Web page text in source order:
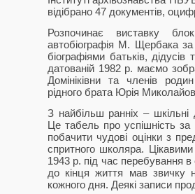
відібрано 47 документів,
Розпочинає виставку
автобіографія М. Щербака
біографіями батьків,
датованій 1982 р. маємо
Домініківни та членів
рідного брата Юрія
З найбільш ранніх –
Це табель про успішність
побачити чудові оцінки з
спритного школяра.
1943 р. під час перебування
до кінця життя мав звичку
кожного дня. Деякі записи